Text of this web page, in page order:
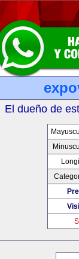
El dueño de